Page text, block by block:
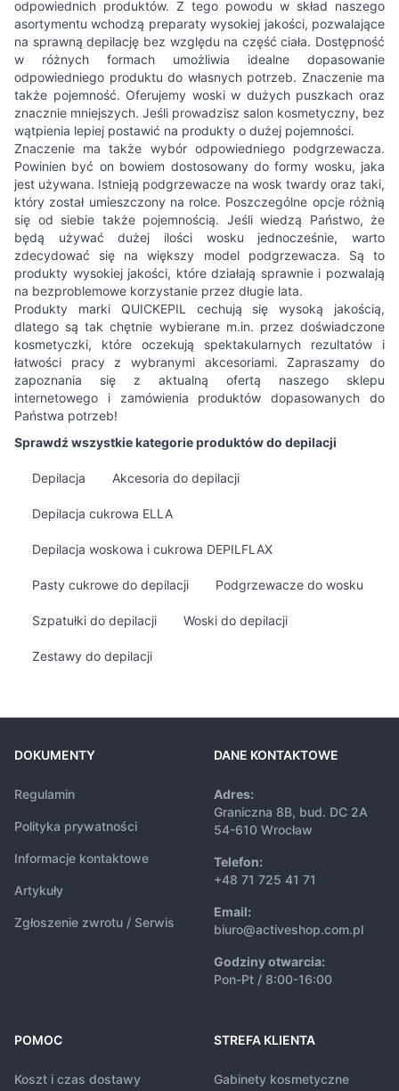
odpowiednich produktów. Z tego powodu w skład naszego
asortymentu wchodzą preparaty wysokiej jakości, pozwalające
na sprawną depilację bez względu na część ciała. Dostępność
w różnych formach umożliwia idealne dopasowanie
odpowiedniego produktu do własnych potrzeb. Znaczenie ma
także pojemność. Oferujemy woski w dużych puszkach oraz
znacznie mniejszych. Jeśli prowadzisz salon kosmetyczny, bez
wątpienia lepiej postawić na produkty o dużej pojemności.
Znaczenie ma także wybór odpowiedniego podgrzewacza.
Powinien być on bowiem dostosowany do formy wosku, jaka
jest używana. Istnieją podgrzewacze na wosk twardy oraz taki,
który został umieszczony na rolce. Poszczególne opcje różnią
się od siebie także pojemnością. Jeśli wiedzą Państwo, że
będą używać dużej ilości wosku jednocześnie, warto
zdecydować się na większy model podgrzewacza. Są to
produkty wysokiej jakości, które działają sprawnie i pozwalają
na bezproblemowe korzystanie przez długie lata.
Produkty marki QUICKEPIL cechują się wysoką jakością,
dlatego są tak chętnie wybierane m.in. przez doświadczone
kosmetyczki, które oczekują spektakularnych rezultatów i
łatwości pracy z wybranymi akcesoriami. Zapraszamy do
zapoznania się z aktualną ofertą naszego sklepu
internetowego i zamówienia produktów dopasowanych do
Państwa potrzeb!
Sprawdź wszystkie kategorie produktów do depilacji
Depilacja Akcesoria do depilacji
Depilacja cukrowa ELLA
Depilacja woskowa i cukrowa DEPILFLAX
Pasty cukrowe do depilacji Podgrzewacze do wosku
Szpatułki do depilacji Woski do depilacji
Zestawy do depilacji
DOKUMENTY
Regulamin
Polityka prywatności
Informacje kontaktowe
Artykuły
Zgłoszenie zwrotu / Serwis
DANE KONTAKTOWE
Adres:
Graniczna 8B, bud. DC 2A
54-610 Wrocław
Telefon:
+48 71 725 41 71
Email:
biuro@activeshop.com.pl
Godziny otwarcia:
Pon-Pt / 8:00-16:00
POMOC
Koszt i czas dostawy
STREFA KLIENTA
Gabinety kosmetyczne